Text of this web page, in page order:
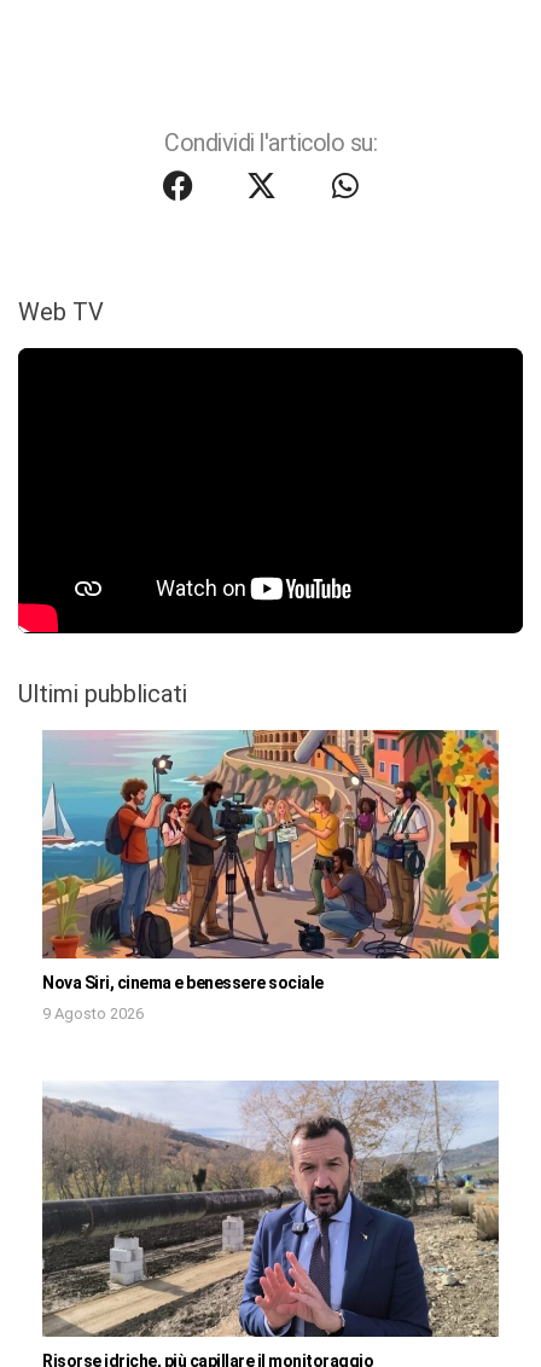
Condividi l'articolo su:
Web TV
Ultimi pubblicati
Nova Siri, cinema e benessere sociale
9 Agosto 2026
Risorse idriche, più capillare il monitoraggio